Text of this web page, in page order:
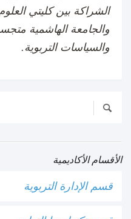
الشراكة بين كليتي
والجامعة الهاشمية
والسياسات التربوية.
الأقسام الأكاديمية
قسم الإدارة التربوية